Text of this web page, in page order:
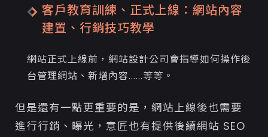
客戶教育訓練、正式上線：網站內容
建置、行銷技巧教學
網站正式上線前，網站設計公司會指導如何操作後
台管理網站、新增內容......等等。
但是還有一點更重要的是，網站上線後也需要
進行行銷、曝光，意匠也有提供後續網站 SEO